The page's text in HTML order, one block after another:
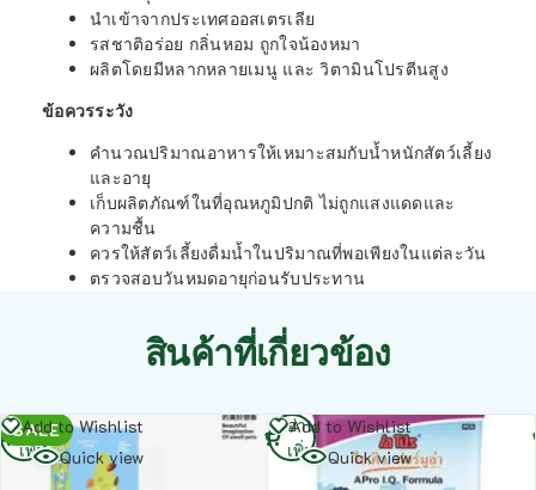
นำเข้าจากประเทศออสเตรเลีย
รสชาติอร่อย กลิ่นหอม ถูกใจน้องหมา
ผลิตโดยมีหลากหลายเมนู และ วิตามินโปรตีนสูง
ข้อควรระวัง
คำนวณปริมาณอาหารให้เหมาะสมกับน้ำหนักสัตว์เลี้ยง
และอายุ
เก็บผลิตภัณฑ์ในที่อุณหภูมิปกติ ไม่ถูกแสงแดดและ
ความชื้น
ควรให้สัตว์เลี้ยงดื่มน้ำในปริมาณที่พอเพียงในแต่ละวัน
ตรวจสอบวันหมดอายุก่อนรับประทาน
สินค้าที่เกี่ยวข้อง
SALE
Add to Wishlist
Quick view
อ่าน
เพิ่ม
Add to Wishlist
Quick view
อ่าน
เพิ่ม